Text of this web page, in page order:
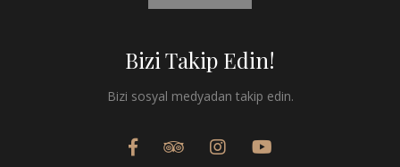
Bizi Takip Edin!
Bizi sosyal medyadan takip edin.